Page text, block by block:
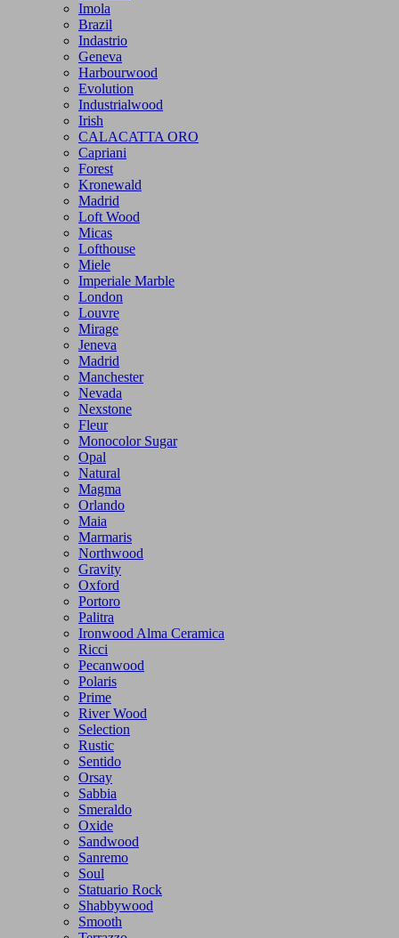
Imola
Brazil
Indastrio
Geneva
Harbourwood
Evolution
Industrialwood
Irish
CALACATTA ORO
Capriani
Forest
Kronewald
Madrid
Loft Wood
Micas
Lofthouse
Miele
Imperiale Marble
London
Louvre
Mirage
Jeneva
Madrid
Manchester
Nevada
Nexstone
Fleur
Monocolor Sugar
Opal
Natural
Magma
Orlando
Maia
Marmaris
Northwood
Gravity
Oxford
Portoro
Palitra
Ironwood Alma Ceramica
Ricci
Pecanwood
Polaris
Prime
River Wood
Selection
Rustic
Sentido
Orsay
Sabbia
Smeraldo
Oxide
Sandwood
Sanremo
Soul
Statuario Rock
Shabbywood
Smooth